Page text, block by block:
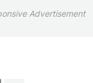
Advertisement